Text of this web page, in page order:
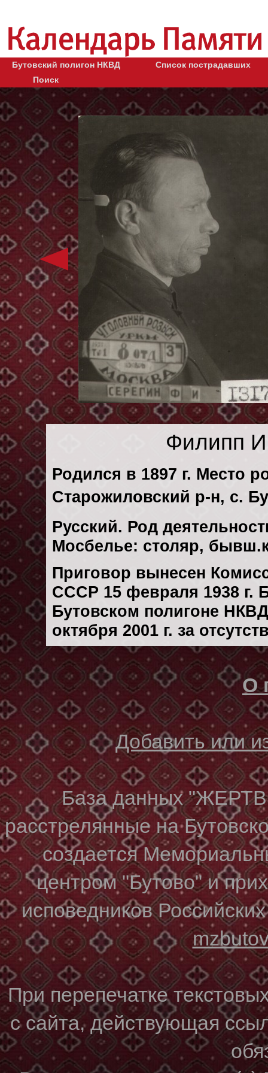
Бутовский полигон НКВД
Список пострадавших
Поиск
Филипп
Родился в 1897 г. Место
Старожиловский р-н, с.
Русский. Род
Мосбелье: столяр,
Приговор вынесен
СССР 15 февраля 1938 г.
Бутовском полигоне
октября 2001 г. за
О
Добавить или
База данных
расстрелянные на
создается
центром "Бутово" и
исповедников
При перепечатке
с сайта, действующая